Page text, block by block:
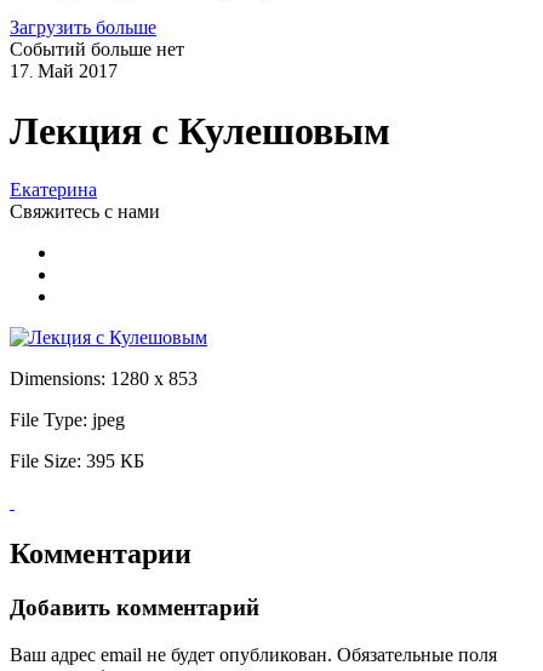
Загрузить больше
Событий больше нет
17. Май 2017
Лекция с Кулешовым
Екатерина
Свяжитесь с нами
Dimensions: 1280 x 853
File Type: jpeg
File Size: 395 КБ
Комментарии
Добавить комментарий
Ваш адрес email не будет опубликован. Обязательные поля